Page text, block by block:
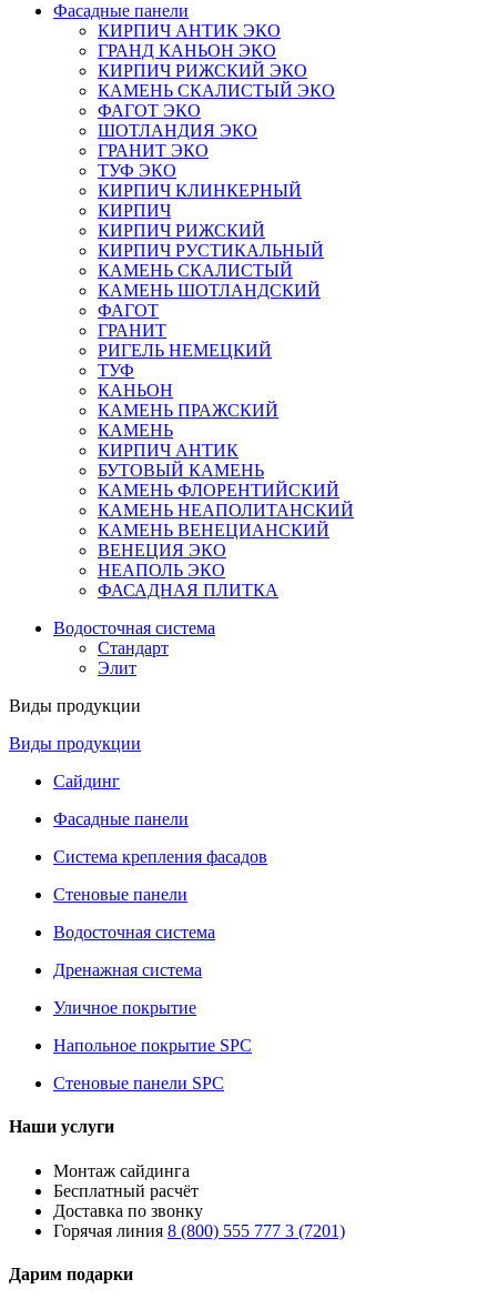
Фасадные панели
КИРПИЧ АНТИК ЭКО
ГРАНД КАНЬОН ЭКО
КИРПИЧ РИЖСКИЙ ЭКО
КАМЕНЬ СКАЛИСТЫЙ ЭКО
ФАГОТ ЭКО
ШОТЛАНДИЯ ЭКО
ГРАНИТ ЭКО
ТУФ ЭКО
КИРПИЧ КЛИНКЕРНЫЙ
КИРПИЧ
КИРПИЧ РИЖСКИЙ
КИРПИЧ РУСТИКАЛЬНЫЙ
КАМЕНЬ СКАЛИСТЫЙ
КАМЕНЬ ШОТЛАНДСКИЙ
ФАГОТ
ГРАНИТ
РИГЕЛЬ НЕМЕЦКИЙ
ТУФ
КАНЬОН
КАМЕНЬ ПРАЖСКИЙ
КАМЕНЬ
КИРПИЧ АНТИК
БУТОВЫЙ КАМЕНЬ
КАМЕНЬ ФЛОРЕНТИЙСКИЙ
КАМЕНЬ НЕАПОЛИТАНСКИЙ
КАМЕНЬ ВЕНЕЦИАНСКИЙ
ВЕНЕЦИЯ ЭКО
НЕАПОЛЬ ЭКО
ФАСАДНАЯ ПЛИТКА
Водосточная система
Стандарт
Элит
Виды продукции
Виды продукции
Сайдинг
Фасадные панели
Система крепления фасадов
Стеновые панели
Водосточная система
Дренажная система
Уличное покрытие
Напольное покрытие SPC
Стеновые панели SPC
Наши услуги
Монтаж сайдинга
Бесплатный расчёт
Доставка по звонку
Горячая линия 8 (800) 555 777 3 (7201)
Дарим подарки